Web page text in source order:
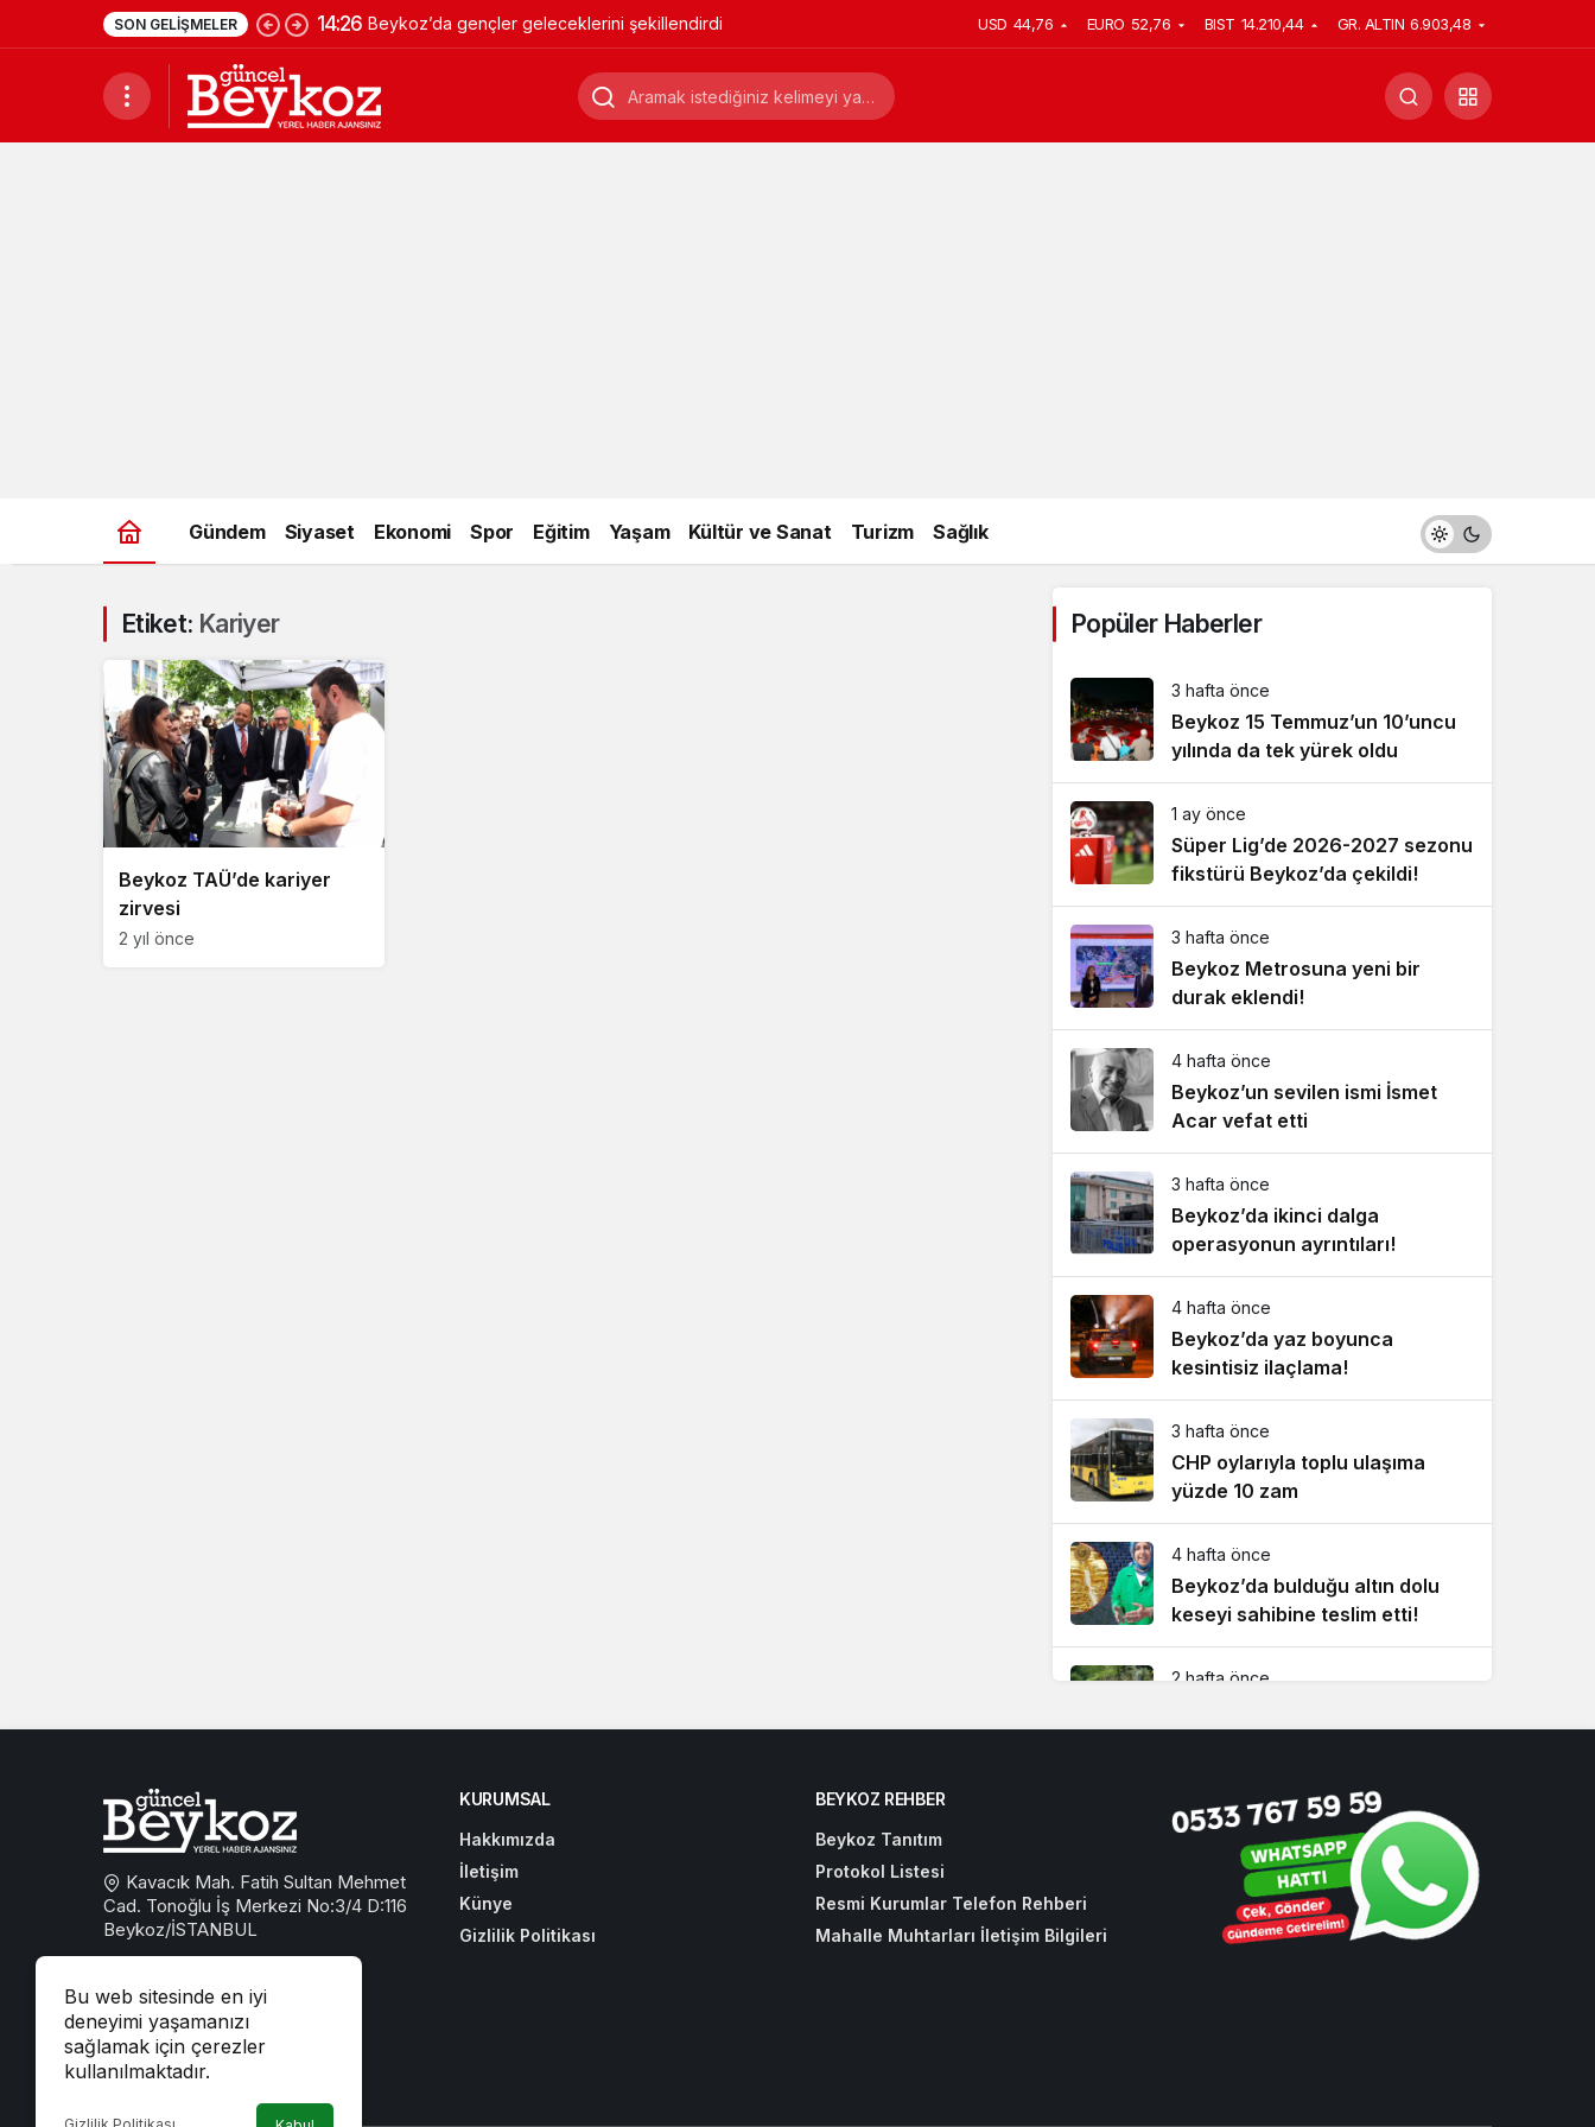
SON GELIŞMELER 14:26 Beykoz’da gençler geleceklerini şekillendirdi USD 44,76 EURO 52,76 BIST 14.210,44 GR. ALTIN 6.903,48
Gündem Siyaset Ekonomi Spor Eğitim Yaşam Kültür ve Sanat Turizm Sağlık
Etiket: Kariyer
Beykoz TAÜ’de kariyer
zirvesi
2 yıl önce
Popüler Haberler
3 hafta önce
Beykoz 15 Temmuz’un 10’uncu
yılında da tek yürek oldu
1 ay önce
Süper Lig’de 2026-2027 sezonu
fikstürü Beykoz’da çekildi!
3 hafta önce
Beykoz Metrosuna yeni bir
durak eklendi!
4 hafta önce
Beykoz’un sevilen ismi İsmet
Acar vefat etti
3 hafta önce
Beykoz’da ikinci dalga
operasyonun ayrıntıları!
4 hafta önce
Beykoz’da yaz boyunca
kesintisiz ilaçlama!
3 hafta önce
CHP oylarıyla toplu ulaşıma
yüzde 10 zam
4 hafta önce
Beykoz’da bulduğu altın dolu
keseyi sahibine teslim etti!
2 hafta önce
4 hafta önce
Dikkat! Beykoz’un 4 büyük
mahallesinde su kesintisi
Bu web sitesinde en iyi
deneyimi yaşamanızı
sağlamak için çerezler
kullanılmaktadır.
Kavacık Mah. Fatih Sultan Mehmet
Cad. Tonoğlu İş Merkezi No:3/4 D:116
Beykoz/İSTANBUL
beykozguncel@gmail.com
iletisim@beykozguncel.com
KURUMSAL
Hakkımızda
İletişim
Künye
Gizlilik Politikası
BEYKOZ REHBER
Beykoz Tanıtım
Protokol Listesi
Resmi Kurumlar Telefon Rehberi
Mahalle Muhtarları İletişim Bilgileri